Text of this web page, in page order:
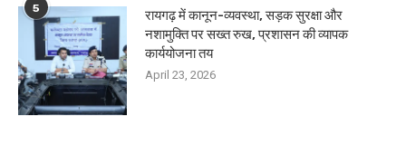
5
रायगढ़ में कानून-व्यवस्था, सड़क सुरक्षा और
नशामुक्ति पर सख्त रुख, प्रशासन की व्यापक
कार्ययोजना तय
April 23, 2026